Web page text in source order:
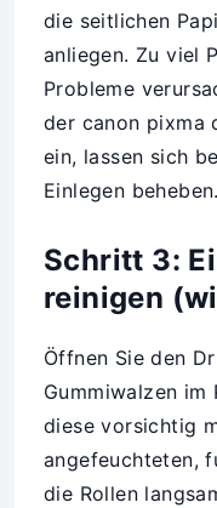
die seitlichen
anliegen. Zu viel
Probleme
der canon pixma
ein, lassen sich
Einlegen beheben.
Schritt 3:
reinigen
Öffnen Sie den
Gummiwalzen im
diese vorsichtig
angefeuchteten,
die Rollen